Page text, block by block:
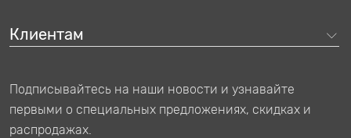
Клиентам
Подписывайтесь на наши новости и узнавайте
первыми о специальных предложениях, скидках и
распродажах.